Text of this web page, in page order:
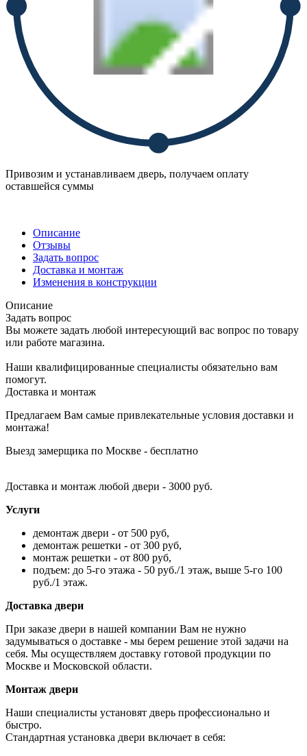
Привозим и устанавливаем дверь, получаем оплату
оставшейся суммы
Описание
Отзывы
Задать вопрос
Доставка и монтаж
Изменения в конструкции
Описание
Задать вопрос
Вы можете задать любой интересующий вас вопрос по товару
или работе магазина.
Наши квалифицированные специалисты обязательно вам
помогут.
Доставка и монтаж
Предлагаем Вам самые привлекательные условия доставки и
монтажа!
Выезд замерщика по Москве - бесплатно
Доставка и монтаж любой двери - 3000 руб.
Услуги
демонтаж двери - от 500 руб,
демонтаж решетки - от 300 руб,
монтаж решетки - от 800 руб,
подъем: до 5-го этажа - 50 руб./1 этаж, выше 5-го 100
руб./1 этаж.
Доставка двери
При заказе двери в нашей компании Вам не нужно
задумываться о доставке - мы берем решение этой задачи на
себя. Мы осуществляем доставку готовой продукции по
Москве и Московской области.
Монтаж двери
Наши специалисты установят дверь профессионально и
быстро.
Стандартная установка двери включает в себя: